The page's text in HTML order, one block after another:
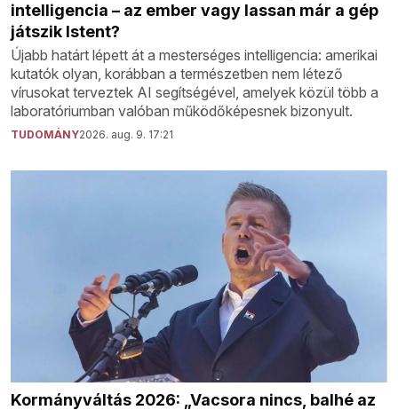
intelligencia – az ember vagy lassan már a gép
játszik Istent?
Újabb határt lépett át a mesterséges intelligencia: amerikai
kutatók olyan, korábban a természetben nem létező
vírusokat terveztek AI segítségével, amelyek közül több a
laboratóriumban valóban működőképesnek bizonyult.
TUDOMÁNY2026. aug. 9. 17:21
Kormányváltás 2026: „Vacsora nincs, balhé az